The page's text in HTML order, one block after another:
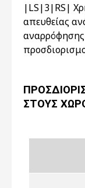
|LS|3|RS|
απευθείας
ΣΤΟΥΣ